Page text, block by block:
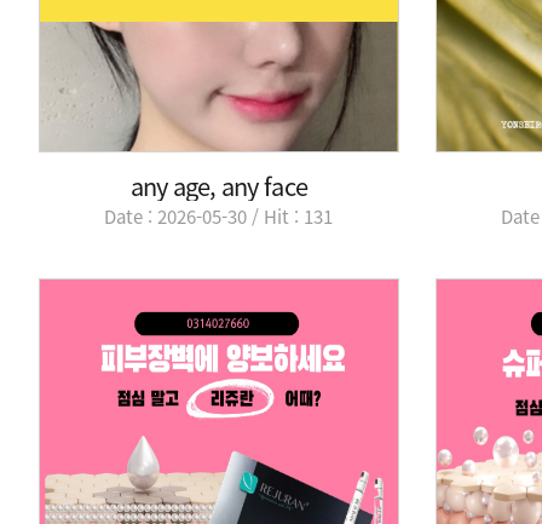
any age, any face
Date : 2026-05-30 / Hit : 131